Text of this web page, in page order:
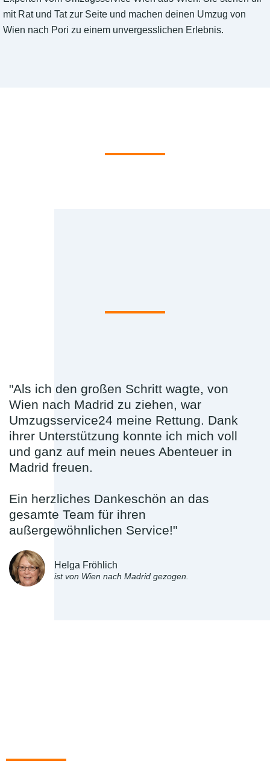
mit Rat und Tat zur Seite und machen deinen Umzug von
Wien nach Pori zu einem unvergesslichen Erlebnis.
"Als ich den großen Schritt wagte, von
Wien nach Madrid zu ziehen, war
Umzugsservice24 meine Rettung. Dank
ihrer Unterstützung konnte ich mich voll
und ganz auf mein neues Abenteuer in
Madrid freuen.
Ein herzliches Dankeschön an das
gesamte Team für ihren
außergewöhnlichen Service!"
Helga Fröhlich
ist von Wien nach Madrid gezogen.